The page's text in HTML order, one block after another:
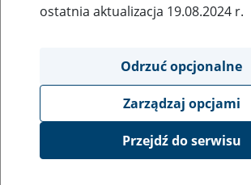
Kiedy nie jesteś objęty
tytułu sprawowania osobistej opieki
ostatnia aktualizacja 19.08.2024 r.
Odrzuć opcjonalne
Zarządzaj opcjami
Przejdź do serwisu